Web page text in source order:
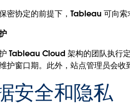
密协定的前提下，Tableau 可向索
Tableau Cloud 架构的团队执行
护窗口期。此外，站点管理员会
安全和隐私